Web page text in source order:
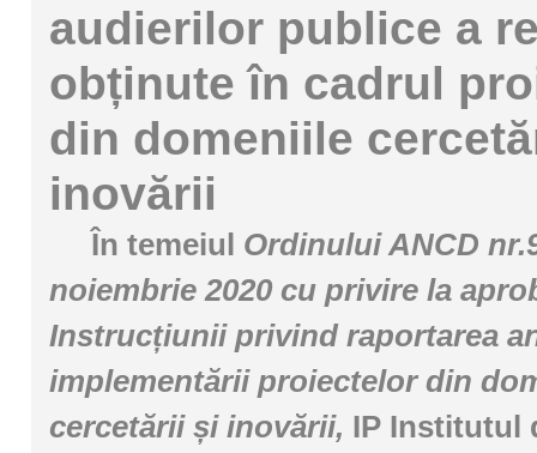
audierilor publice a
obținute în cadrul
din domeniile
inovării
În temeiul Ordinului ANCD
noiembrie 2020 cu privire la
Instrucțiunii privind raportarea
implementării proiectelor din
cercetării și inovării, IP Institutul